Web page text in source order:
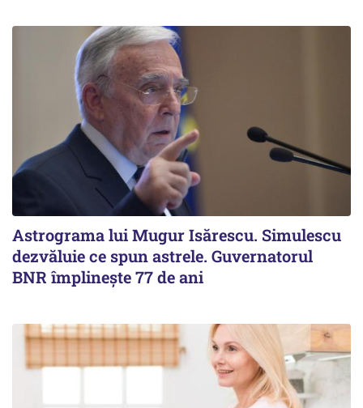
Astrograma lui Mugur Isărescu. Simulescu
dezvăluie ce spun astrele. Guvernatorul
BNR împlinește 77 de ani